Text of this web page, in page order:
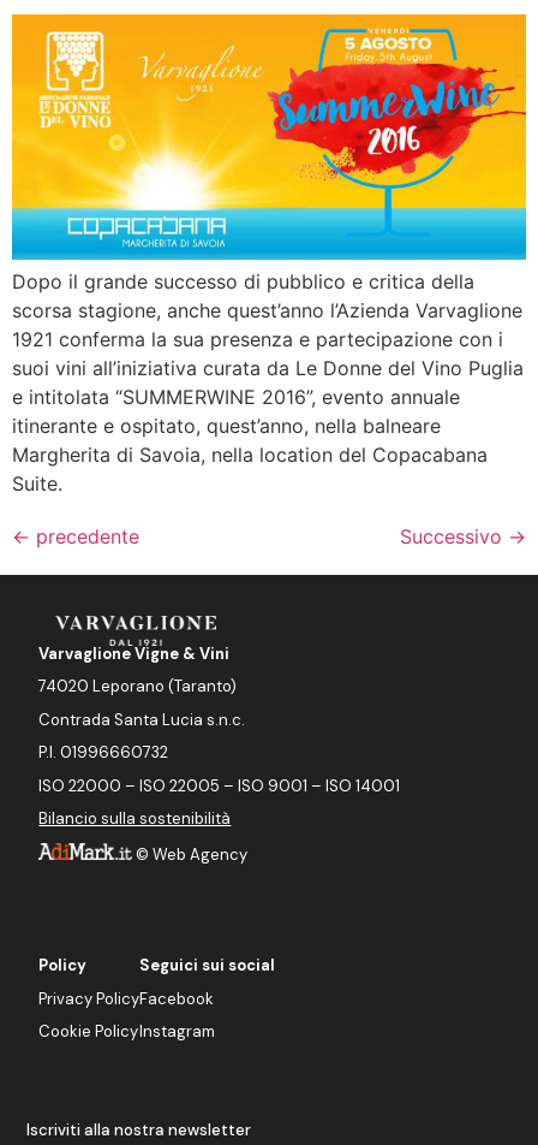
Dopo il grande successo di pubblico e critica della
scorsa stagione, anche quest’anno l’Azienda Varvaglione
1921 conferma la sua presenza e partecipazione con i
suoi vini all’iniziativa curata da Le Donne del Vino Puglia
e intitolata “SUMMERWINE 2016”, evento annuale
itinerante e ospitato, quest’anno, nella balneare
Margherita di Savoia, nella location del Copacabana
Suite.
← precedente Successivo →
©Web Agency
Varvaglione Vigne & Vini
74020 Leporano (Taranto)
Contrada Santa Lucia s.n.c.
P.I. 01996660732
ISO 22000 – ISO 22005 – ISO 9001 – ISO 14001
Bilancio sulla sostenibilità
Policy
Privacy Policy
Cookie Policy
Seguici sui social
Facebook
Instagram
Iscriviti alla nostra newsletter